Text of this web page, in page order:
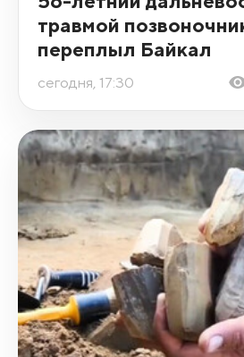
травмой
переплыл Байкал
сегодня, 17:30